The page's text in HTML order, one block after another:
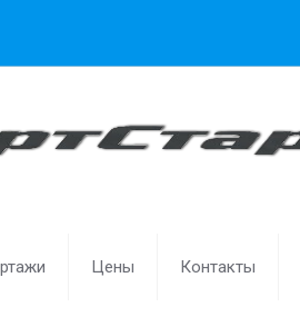
Цены Контакты